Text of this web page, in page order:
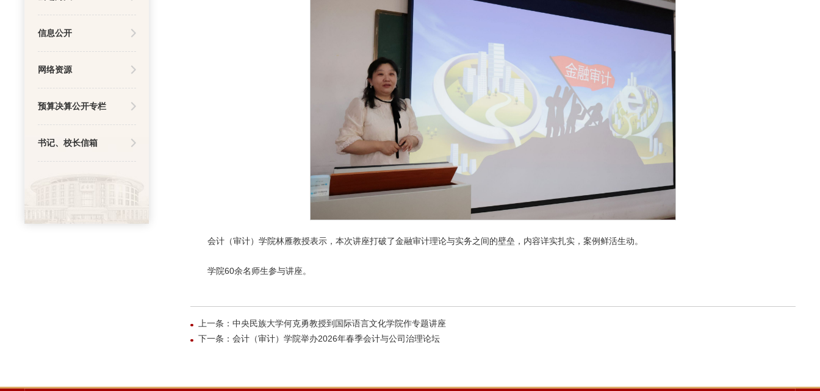
信息公开
网络资源
预算决算公开专栏
书记、校长信箱
会计（审计）学院林雁教授表示，本次讲座打破了金融审计理论与实务之间的壁垒，内容详实扎实，案例鲜活生动。
学院60余名师生参与讲座。
上一条：中央民族大学何克勇教授到国际语言文化学院作专题讲座
下一条：会计（审计）学院举办2026年春季会计与公司治理论坛